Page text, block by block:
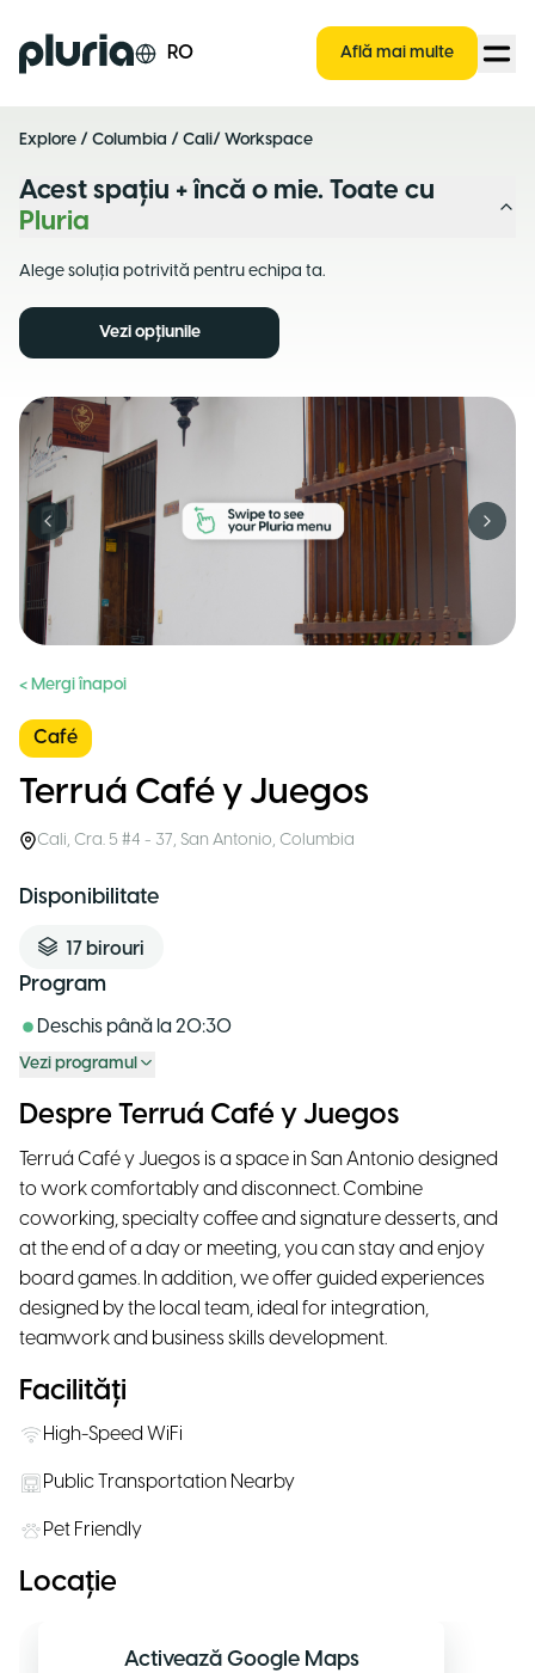
Logo Pluria RO Află mai multe
Explore / Columbia / Cali/ Workspace
Acest spațiu + încă o mie. Toate cu
Pluria
Alege soluția potrivită pentru echipa ta.
Vezi opțiunile
Previous slide Next
< Mergi înapoi
Café
Terruá Café y Juegos
Cali, Cra. 5 #4 - 37, San Antonio, Columbia
Disponibilitate
17 birouri
Program
Deschis până la20:30
Vezi programul
Despre Terruá Café y Juegos
Terruá Café y Juegos is a space in San Antonio designed
to work comfortably and disconnect. Combine
coworking, specialty coffee and signature desserts, and
at the end of a day or meeting, you can stay and enjoy
board games. In addition, we offer guided experiences
designed by the local team, ideal for integration,
teamwork and business skills development.
Facilități
High-Speed WiFi
Public Transportation Nearby
Pet Friendly
Locație
Activează Google Maps